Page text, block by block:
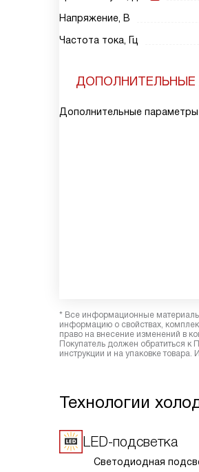
Напряжение, В
Частота тока, Гц
ДОПОЛНИТЕЛЬНЫЕ
Дополнительные параметры
* Все информационные
информацию о свойствах,
право на внесение изменений в
Покупатель должен обратиться к
инструкции и на упаковке
Технологии
LED-подсветка
Светодиодная